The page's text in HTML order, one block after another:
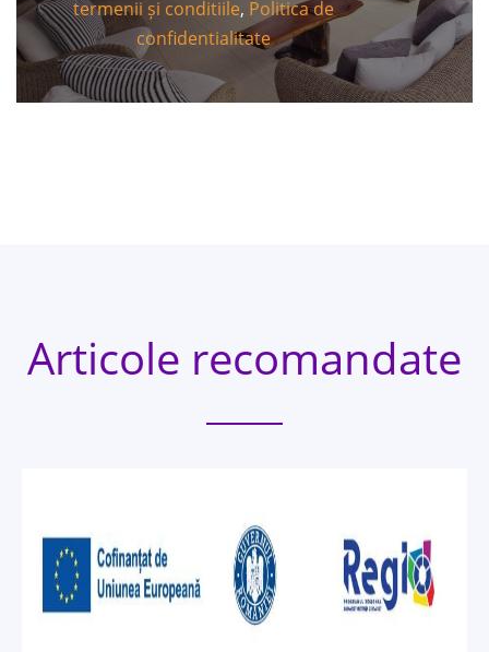
termenii și conditiile, Politica de
confidentialitate
Articole recomandate